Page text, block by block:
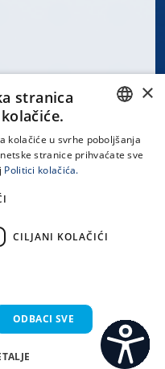
CROATIAN
×
stranica
kolačiće u svrhe poboljšanja
stranice prihvaćate sve
Politici kolačića.
CILJANI KOLAČIĆI
ODBACI SVE